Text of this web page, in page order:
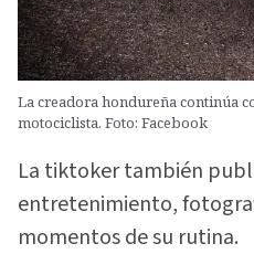
La creadora hondureña continúa
motociclista. Foto: Facebook
La tiktoker también
entretenimiento,
momentos de su rutina.